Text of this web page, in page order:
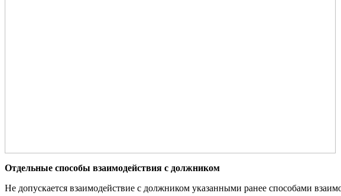
Отдельные способы взаимодействия с должником
Не допускается взаимодействие с должником указанными ранее способами